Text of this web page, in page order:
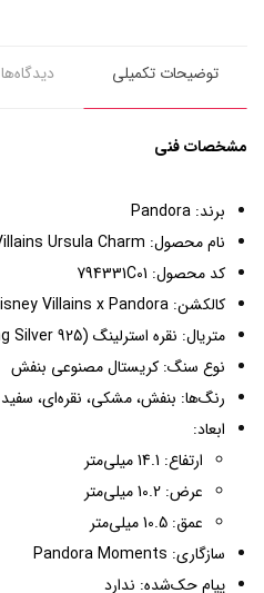
توضیحات تکمیلی دیدگاه‌ها
مشخصات فنی
برند: Pandora
نام محصول: Disney Villains Ursula Charm
کد محصول: 794331C01
کالکشن: Disney Villains x Pandora
متریال: نقره استرلینگ (Sterling Silver 925) + مینا (Enamel)
نوع سنگ: کریستال مصنوعی بنفش
رنگ‌ها: بنفش، مشکی، نقره‌ای، سفید
ابعاد:
ارتفاع: 14.1 میلی‌متر
عرض: 10.2 میلی‌متر
عمق: 10.5 میلی‌متر
سازگاری: Pandora Moments
پیام حک‌شده: ندارد